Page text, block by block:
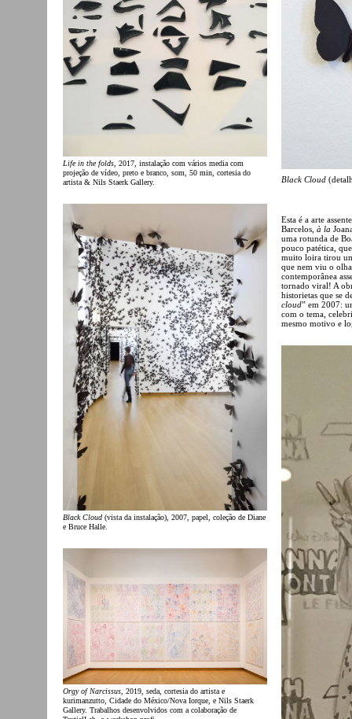
Life in the folds , 2017, instalação com vários media com
projeção de vídeo, preto e branco, som, 50 min, cortesia do
artista & Nils Staerk Gallery.
Black Cloud (vista da instalação), 2007, papel, coleção de Diane
e Bruce Halle.
Orgy of Narcissus , 2019, seda, cortesia do artista e
kurimanzutto, Cidade do México/Nova Iorque, e Nils Staerk
Gallery. Trabalhos desenvolvidos com a colaboração de
Black Cloud
Esta é a arte
Barcelos, à la
uma rotunda de
pouco patética,
muito loira tirou
que nem viu o
contemporânea
tornado viral! A
historietas que se
cloud” em 2007:
com o tema,
mesmo motivo e